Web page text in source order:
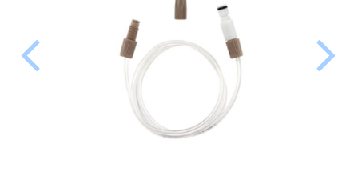
PERKINELMER
TELEDYNE LEEMAN